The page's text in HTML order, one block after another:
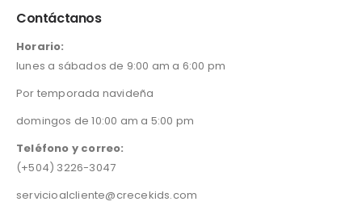
Contáctanos
Horario:
lunes a sábados de 9:00 am a 6:00 pm
Por temporada navideña
domingos de 10:00 am a 5:00 pm
Teléfono y correo:
(+504) 3226-3047
servicioalcliente@crecekids.com